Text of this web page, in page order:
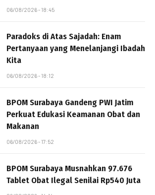
06/08/2026 - 18:45
Paradoks di Atas Sajadah: Enam
Pertanyaan yang Menelanjangi Ibadah
Kita
06/08/2026 - 18:12
BPOM Surabaya Gandeng PWI Jatim
Perkuat Edukasi Keamanan Obat dan
Makanan
06/08/2026 - 17:52
BPOM Surabaya Musnahkan 97.676
Tablet Obat Ilegal Senilai Rp540 Juta